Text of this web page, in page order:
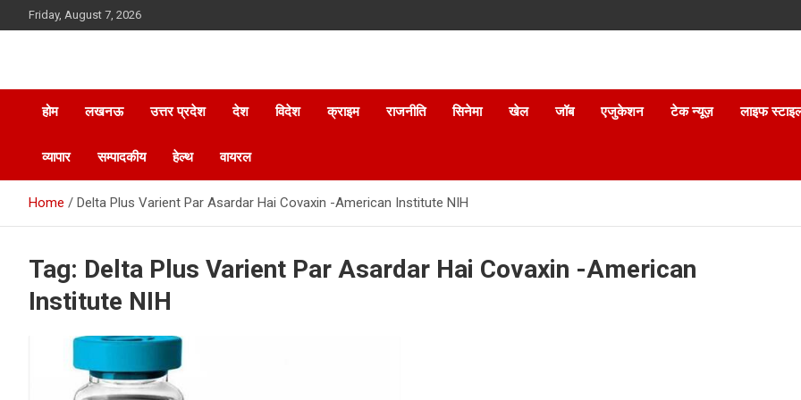
to
Friday, August 7, 2026
होम लखनऊ उत्तर प्रदेश देश विदेश क्राइम राजनीति सिनेमा खेल जॉब एजुकेशन टेक न्यूज़ लाइफ
व्यापार सम्पादकीय हेल्थ वायरल
Home Delta Plus Varient Par Asardar Hai Covaxin -American Institute NIH
Tag: Delta Plus Varient Par Asardar Hai Covaxin -American
Institute NIH